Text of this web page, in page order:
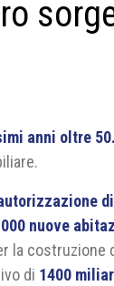
anni oltre
nuove
la costruzione
di 1400